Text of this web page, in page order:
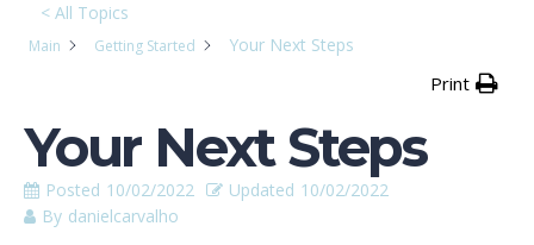
< All Topics
Main Getting Started Your Next Steps
Print
Your Next Steps
Posted 10/02/2022 Updated 10/02/2022
By danielcarvalho